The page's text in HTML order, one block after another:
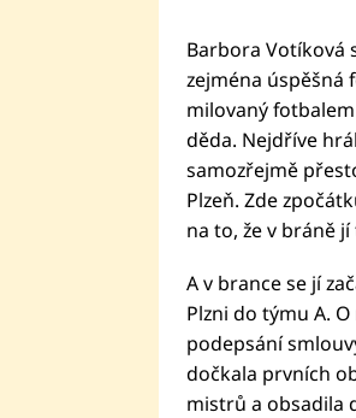
Barbora Votíková
zejména úspěšná
milovaný
děda. Nejdříve
samozřejmě
Plzeň. Zde
na to, že v bráně
A v brance se jí
Plzni do týmu A.
podepsání
dočkala prvních
mistrů a obsadila